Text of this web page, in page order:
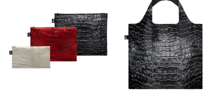
ア/クラウン ブラック